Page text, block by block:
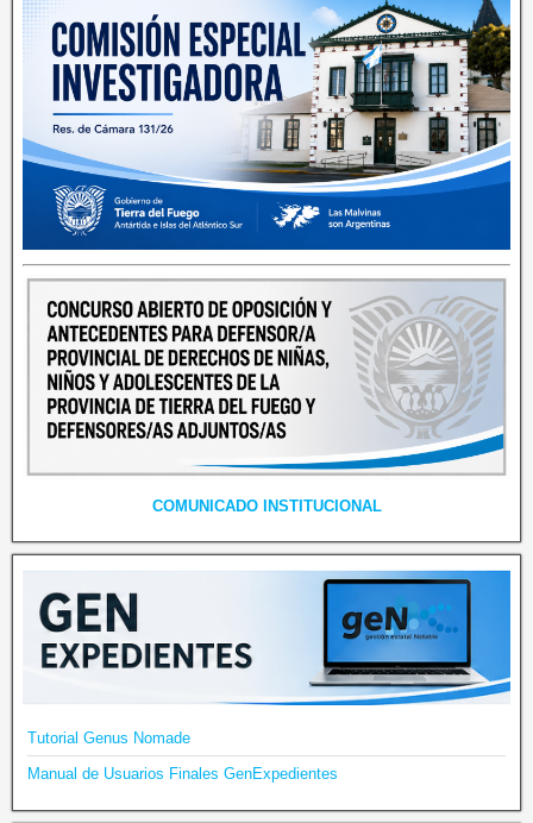
COMUNICADO INSTITUCIONAL
Tutorial Genus Nomade
Manual de Usuarios Finales GenExpedientes